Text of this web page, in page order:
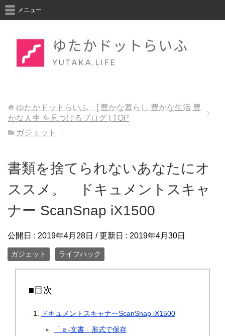
メニュー
ゆたかドットらいふ [ 豊かな暮らし 豊かな生活 豊
かな人生 を見つけるブログ ] TOP
ガジェット
書類を捨てられないあなたにオ
ススメ。 ドキュメントスキャ
ナー ScanSnap iX1500
公開日 : 2019年4月28日 / 更新日 : 2019年4月30日
ガジェット ライフハック
■目次
ドキュメントスキャナーScanSnap iX1500
「ｅ-文書」形式で保存